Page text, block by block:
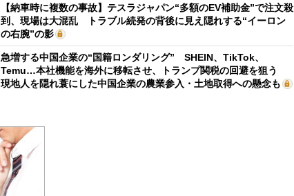
【納車時に複数の事故】テスラジャパン“多額のEV補助金”で注文殺
到、現場は大混乱 トラブル続発の背後に見え隠れする“イーロン
の右腕”の影
急増する中国企業の“国籍ロンダリング” SHEIN、TikTok、
Temu…本社機能を海外に移転させ、トランプ関税の回避を狙う
現地人を隠れ蓑にした中国企業の農業参入・土地取得への懸念も